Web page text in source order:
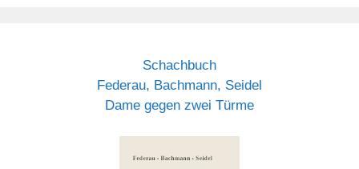
Schachbuch
Federau, Bachmann, Seidel
Dame gegen zwei Türme